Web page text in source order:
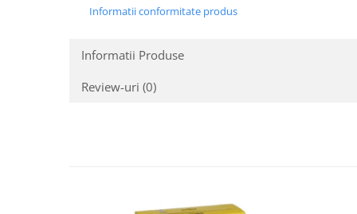
Climatizare & sisteme de incalzire
Fiare de calcat si masini de cusut
Purificatoare de aer
Informatii conformitate produs
Informatii Produse
Review-uri (0)